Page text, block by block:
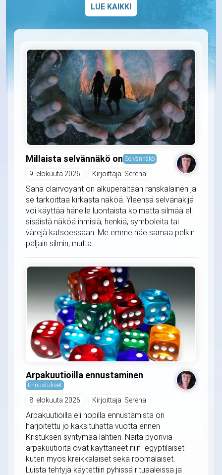
LUE KAIKKI
Millaista selvännäkö on Selvännäkö
9. elokuuta 2026 Kirjoittaja: Serena
Sana clairvoyant on alkuperältään ranskalainen ja
se tarkoittaa kirkasta näköä. Yleensä selvänäkijä
voi käyttää hänelle luontaista kolmatta silmää eli
sisäistä näköä ihmisiä, henkiä, symboleita tai
värejä katsoessaan. Me emme näe samaa pelkin
paljain silmin, mutta...
Arpakuutioilla ennustaminen
Ennustukset
8. elokuuta 2026 Kirjoittaja: Serena
Arpakuutioilla eli nopilla ennustamista on
harjoitettu jo kaksituhatta vuotta ennen
Kristuksen syntymää lähtien. Näitä pyöriviä
arpakuutioita ovat käyttäneet niin egyptiläiset
kuten myös kreikkalaiset sekä roomalaiset.
Luista tehtyjä käytettiin pyhissä rituaaleissa ja